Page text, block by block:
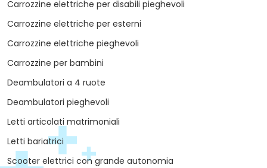
Carrozzine elettriche per disabili pieghevoli
Carrozzine elettriche per esterni
Carrozzine elettriche pieghevoli
Carrozzine per bambini
Deambulatori a 4 ruote
Deambulatori pieghevoli
Letti articolati matrimoniali
Letti bariatrici
Scooter elettrici con grande autonomia